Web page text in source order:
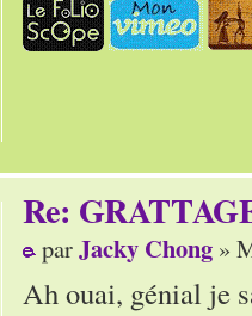
Re:
parJacky Chong »
Ah ouai, génial je